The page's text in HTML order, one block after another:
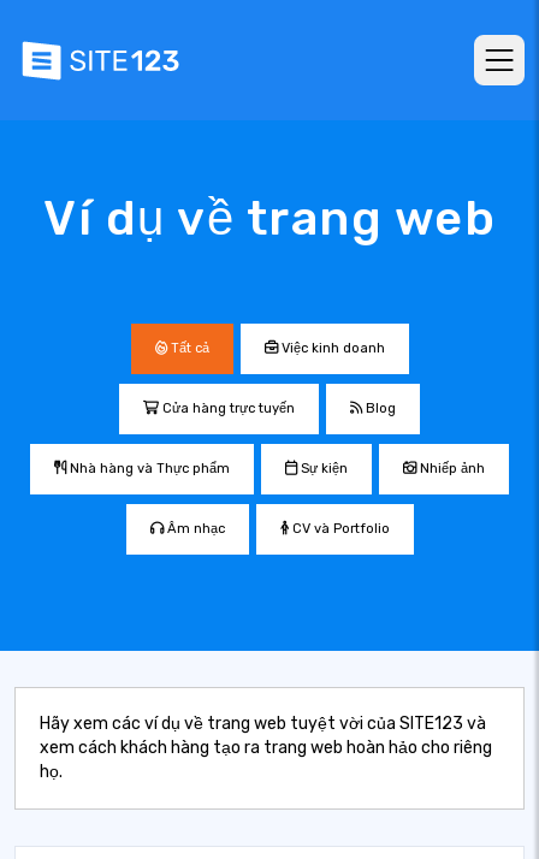
Ví dụ về trang web
Tất cả Việc kinh doanh
Cửa hàng trực tuyến Blog
Nhà hàng và Thực phẩm Sự kiện Nhiếp ảnh
Âm nhạc CV và Portfolio
Hãy xem các ví dụ về trang web tuyệt vời của SITE123 và
xem cách khách hàng tạo ra trang web hoàn hảo cho riêng
họ.